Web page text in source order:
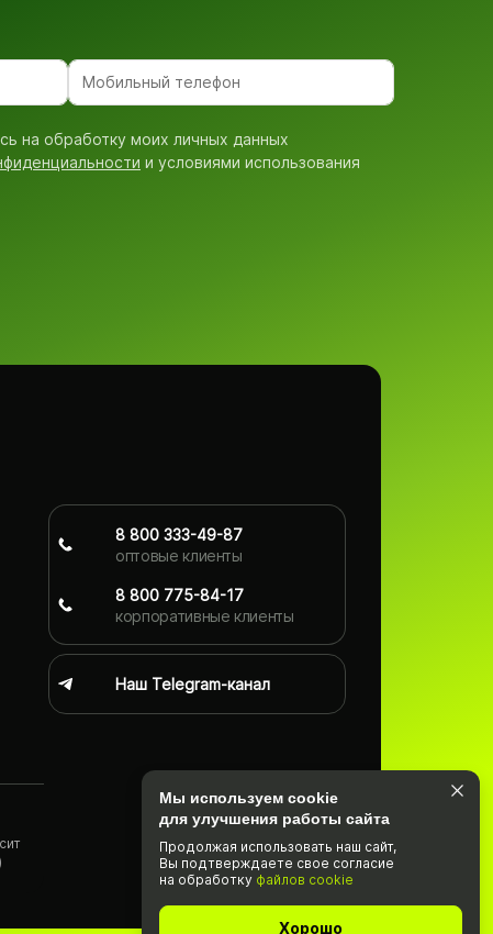
на обработку моих личных данных
и условиями использования
8 800 333-49-87
оптовые клиенты
8 800 775-84-17
корпоративные клиенты
Наш Telegram-канал
Мы используем cookie
для улучшения работы сайта
Продолжая использовать наш cайт,
Вы подтвержда­ете свое согласие
на обработку файлов cookie
Хорошо